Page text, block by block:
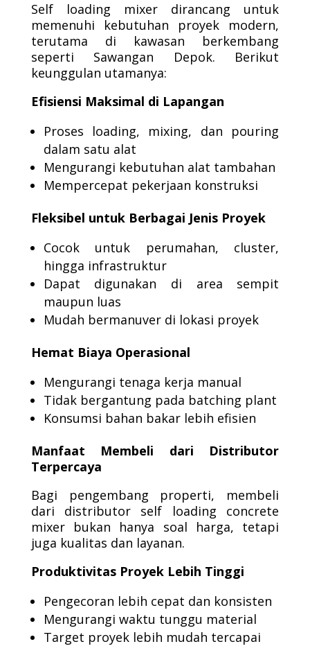
Self loading mixer dirancang untuk
memenuhi kebutuhan proyek modern,
terutama di kawasan berkembang
seperti Sawangan Depok. Berikut
keunggulan utamanya:
Efisiensi Maksimal di Lapangan
Proses loading, mixing, dan pouring
dalam satu alat
Mengurangi kebutuhan alat tambahan
Mempercepat pekerjaan konstruksi
Fleksibel untuk Berbagai Jenis Proyek
Cocok untuk perumahan, cluster,
hingga infrastruktur
Dapat digunakan di area sempit
maupun luas
Mudah bermanuver di lokasi proyek
Hemat Biaya Operasional
Mengurangi tenaga kerja manual
Tidak bergantung pada batching plant
Konsumsi bahan bakar lebih efisien
Manfaat Membeli dari Distributor
Terpercaya
Bagi pengembang properti, membeli
dari distributor self loading concrete
mixer bukan hanya soal harga, tetapi
juga kualitas dan layanan.
Produktivitas Proyek Lebih Tinggi
Pengecoran lebih cepat dan konsisten
Mengurangi waktu tunggu material
Target proyek lebih mudah tercapai